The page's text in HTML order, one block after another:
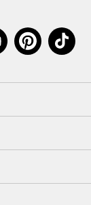
PinterestTikTok